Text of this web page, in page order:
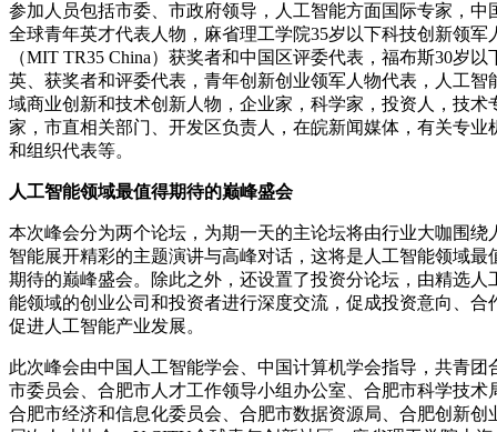
参加人员包括市委、市政府领导，人工智能方面国际专家，中
全球青年英才代表人物，麻省理工学院35岁以下科技创新领军
（MIT TR35 China）获奖者和中国区评委代表，福布斯30岁以
英、获奖者和评委代表，青年创新创业领军人物代表，人工智
域商业创新和技术创新人物，企业家，科学家，投资人，技术
家，市直相关部门、开发区负责人，在皖新闻媒体，有关专业
和组织代表等。
人工智能领域最值得期待的巅峰盛会
本次峰会分为两个论坛，为期一天的主论坛将由行业大咖围绕
智能展开精彩的主题演讲与高峰对话，这将是人工智能领域最
期待的巅峰盛会。除此之外，还设置了投资分论坛，由精选人
能领域的创业公司和投资者进行深度交流，促成投资意向、合
促进人工智能产业发展。
此次峰会由中国人工智能学会、中国计算机学会指导，共青团
市委员会、合肥市人才工作领导小组办公室、合肥市科学技术
合肥市经济和信息化委员会、合肥市数据资源局、合肥创新创